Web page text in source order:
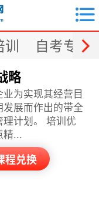

自考专业

略
为实现其经营目
发展而作出的带全
理计划。 培训优
精...
程兑换